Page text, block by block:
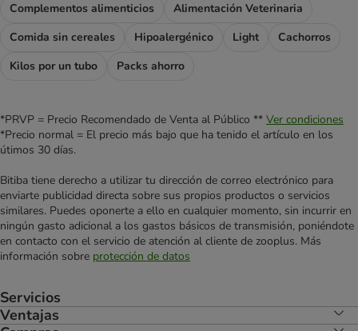
Complementos alimenticios
Alimentación Veterinaria
Comida sin cereales
Hipoalergénico Light
Cachorros
Kilos por un tubo
Packs ahorro
*PRVP = Precio Recomendado de Venta al Público ** Ver condiciones
*Precio normal = El precio más bajo que ha tenido el artículo en los
útimos 30 días.
Bitiba tiene derecho a utilizar tu dirección de correo electrónico para
enviarte publicidad directa sobre sus propios productos o servicios
similares. Puedes oponerte a ello en cualquier momento, sin incurrir en
ningún gasto adicional a los gastos básicos de transmisión, poniéndote
en contacto con el servicio de atención al cliente de zooplus. Más
información sobre protección de datos
Servicios
Ventajas